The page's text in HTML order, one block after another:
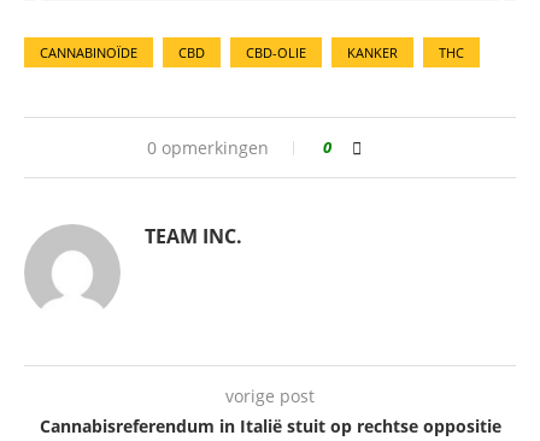
CANNABINOÏDE CBD CBD-OLIE KANKER THC
0 opmerkingen 0
TEAM INC.
vorige post
Cannabisreferendum in Italië stuit op rechtse oppositie